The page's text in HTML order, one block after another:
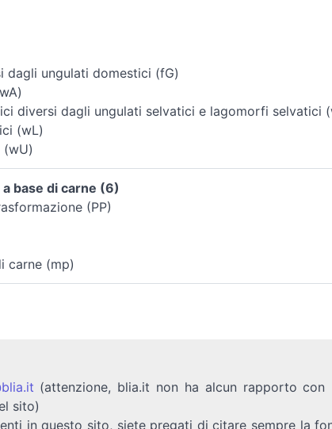
dagli ungulati domestici (fG)
diversi dagli ungulati selvatici e lagomorfi selvatici
(wL)
(wU)
base di carne (6)
(PP)
carne (mp)
(attenzione, blia.it non ha alcun rapporto
sito)
in questo sito, siete pregati di citare sempre la